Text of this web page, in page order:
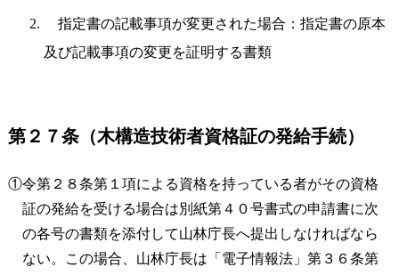
指定書の記載事項が変更された場合：指定書の原本
及び記載事項の変更を証明する書類
第２７条（木構造技術者資格証の発給手続）
①令第２８条第１項による資格を持っている者がその資格
証の発給を受ける場合は別紙第４０号書式の申請書に次
の各号の書類を添付して山林庁長へ提出しなければなら
ない。この場合、山林庁長は「電子情報法」第３６条第